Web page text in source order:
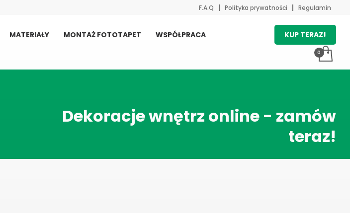
F.A.Q Polityka prywatności Regulamin
MATERIAŁY MONTAŻ FOTOTAPET
WSPÓŁPRACA
KUP TERAZ!
Dekoracje wnętrz online - zamów
teraz!